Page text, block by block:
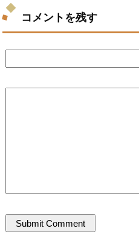
コメントを残す